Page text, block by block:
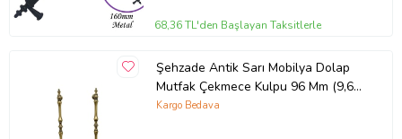
68,36 TL'den Başlayan Taksitlerle
Şehzade Antik Sarı Mobilya Dolap
Mutfak Çekmece Kulpu 96 Mm (9,6
Cm) 2 Adet (STD)
Kargo Bedava